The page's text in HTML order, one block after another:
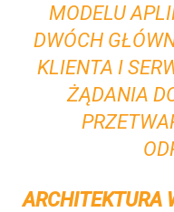
MODELU
DWÓCH
KLIENTA I
ŻĄDANIA
ARCHITEKTURA